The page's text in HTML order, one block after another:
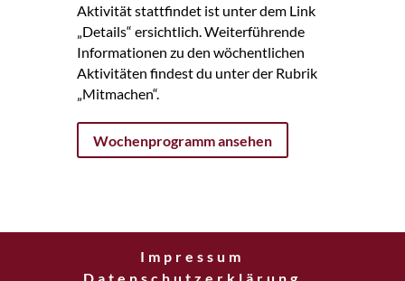
Aktivität stattfindet ist unter dem Link
„Details“ ersichtlich. Weiterführende
Informationen zu den wöchentlichen
Aktivitäten findest du unter der Rubrik
„Mitmachen“.
Wochenprogramm ansehen
Impressum